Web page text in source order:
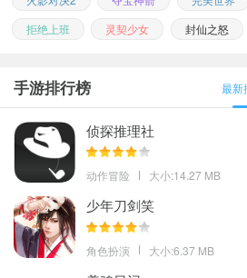
拒绝上班
灵契少女 封仙之怒
手游排行榜 最新
侦探推理社
动作冒险 大小:14.27 MB
少年刀剑笑
角色扮演 大小:6.37 MB